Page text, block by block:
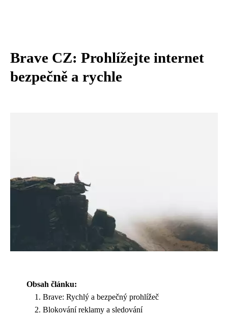
Brave CZ: Prohlížejte internet
bezpečně a rychle
Obsah článku:
Brave: Rychlý a bezpečný prohlížeč
Blokování reklamy a sledování